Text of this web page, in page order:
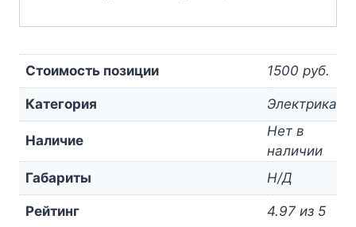
Стоимость позиции 1500 руб.
Категория Электрика
Наличие
Нет в
наличии
Габариты
Н/Д
Рейтинг 4.97 из 5